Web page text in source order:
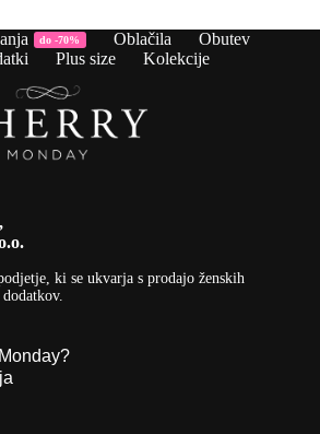
do -70% Oblačila
Obutev
Plus size Kolekcije
ki se ukvarja s prodajo ženskih